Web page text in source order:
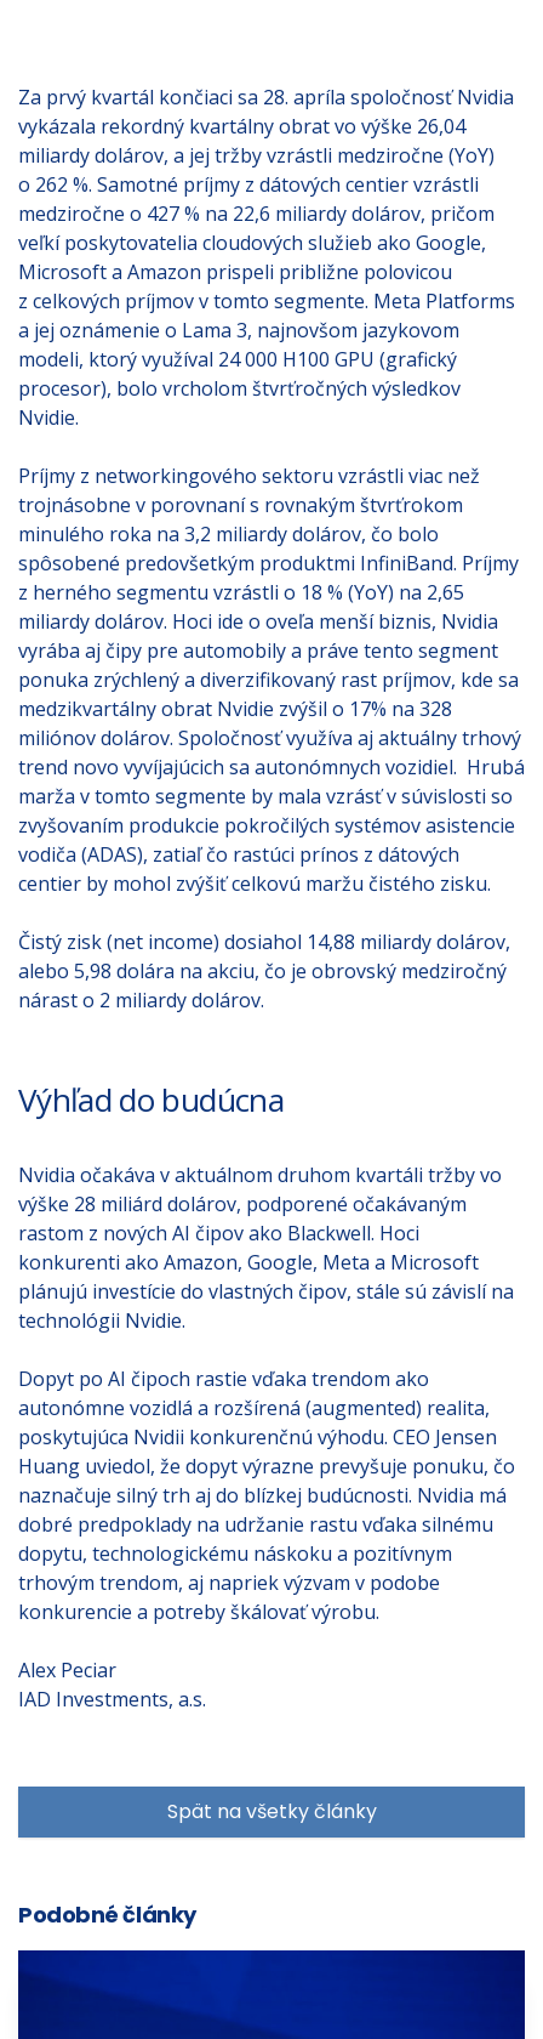
Za prvý kvartál končiaci sa 28. apríla spoločnosť Nvidia
vykázala rekordný kvartálny obrat vo výške 26,04
miliardy dolárov, a jej tržby vzrástli medziročne (YoY)
o 262 %. Samotné príjmy z dátových centier vzrástli
medziročne o 427 % na 22,6 miliardy dolárov, pričom
veľkí poskytovatelia cloudových služieb ako Google,
Microsoft a Amazon prispeli približne polovicou
z celkových príjmov v tomto segmente. Meta Platforms
a jej oznámenie o Lama 3, najnovšom jazykovom
modeli, ktorý využíval 24 000 H100 GPU (grafický
procesor), bolo vrcholom štvrťročných výsledkov
Nvidie.
Príjmy z networkingového sektoru vzrástli viac než
trojnásobne v porovnaní s rovnakým štvrťrokom
minulého roka na 3,2 miliardy dolárov, čo bolo
spôsobené predovšetkým produktmi InfiniBand. Príjmy
z herného segmentu vzrástli o 18 % (YoY) na 2,65
miliardy dolárov. Hoci ide o oveľa menší biznis, Nvidia
vyrába aj čipy pre automobily a práve tento segment
ponuka zrýchlený a diverzifikovaný rast príjmov, kde sa
medzikvartálny obrat Nvidie zvýšil o 17% na 328
miliónov dolárov. Spoločnosť využíva aj aktuálny trhový
trend novo vyvíjajúcich sa autonómnych vozidiel. Hrubá
marža v tomto segmente by mala vzrásť v súvislosti so
zvyšovaním produkcie pokročilých systémov asistencie
vodiča (ADAS), zatiaľ čo rastúci prínos z dátových
centier by mohol zvýšiť celkovú maržu čistého zisku.
Čistý zisk (net income) dosiahol 14,88 miliardy dolárov,
alebo 5,98 dolára na akciu, čo je obrovský medziročný
nárast o 2 miliardy dolárov.
Výhľad do budúcna
Nvidia očakáva v aktuálnom druhom kvartáli tržby vo
výške 28 miliárd dolárov, podporené očakávaným
rastom z nových AI čipov ako Blackwell. Hoci
konkurenti ako Amazon, Google, Meta a Microsoft
plánujú investície do vlastných čipov, stále sú závislí na
technológii Nvidie.
Dopyt po AI čipoch rastie vďaka trendom ako
autonómne vozidlá a rozšírená (augmented) realita,
poskytujúca Nvidii konkurenčnú výhodu. CEO Jensen
Huang uviedol, že dopyt výrazne prevyšuje ponuku, čo
naznačuje silný trh aj do blízkej budúcnosti. Nvidia má
dobré predpoklady na udržanie rastu vďaka silnému
dopytu, technologickému náskoku a pozitívnym
trhovým trendom, aj napriek výzvam v podobe
konkurencie a potreby škálovať výrobu.
Alex Peciar
IAD Investments, a.s.
Spät na všetky články
Podobné články